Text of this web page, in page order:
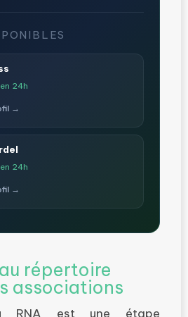
24h
→
24h
→
répertoire
associations
RNA est une étape